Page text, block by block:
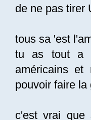
de ne pas tirer
tous sa 'est
tu as tout a
américains
pouvoir faire la
c'est vrai